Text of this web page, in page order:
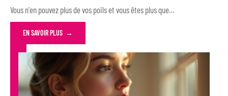
Vous n'en pouvez plus de vos poils et vous êtes plus que…
EN SAVOIR PLUS